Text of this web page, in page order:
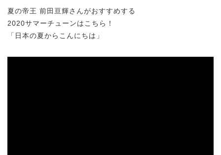
夏の帝王 前田亘輝さんがおすすめする
2020サマーチューンはこちら！
「日本の夏からこんにちは」